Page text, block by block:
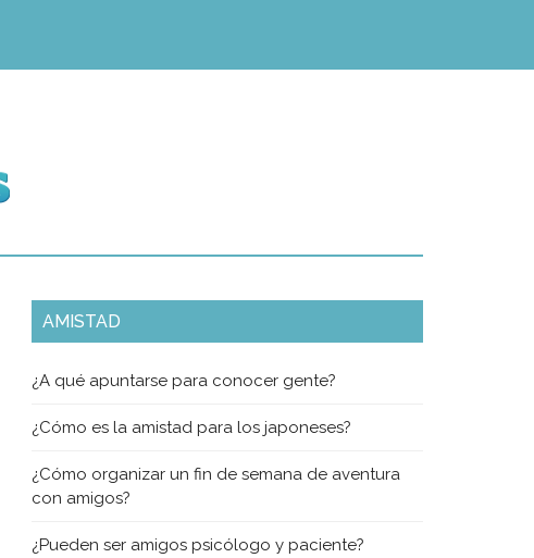
AMISTAD
¿A qué apuntarse para conocer gente?
¿Cómo es la amistad para los japoneses?
¿Cómo organizar un fin de semana de aventura
con amigos?
¿Pueden ser amigos psicólogo y paciente?